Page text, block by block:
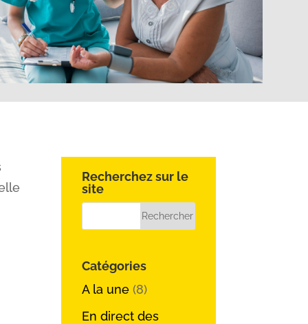
Recherchez sur le
site
Catégories
A la une (8)
En direct des